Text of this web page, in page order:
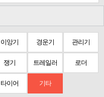
이앙기 경운기 관리기
쟁기 트레일러 로더
타이어 기타